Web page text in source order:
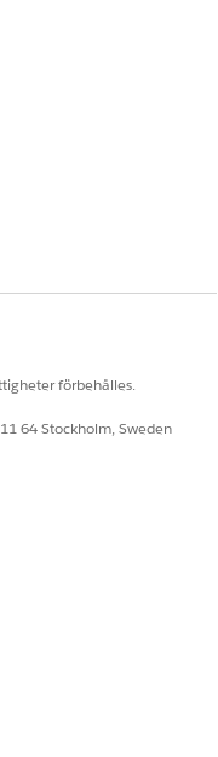
förbehålles.
64 Stockholm, Sweden